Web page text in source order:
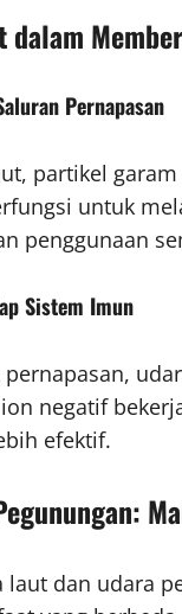
dalam
Pernapasan
partikel
untuk
penggunaan
Sistem Imun
negatif
efektif.
laut dan udara